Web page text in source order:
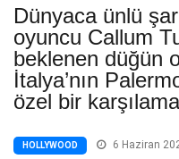
Dünyaca ünlü
oyuncu Callum
beklenen düğün
İtalya’nın
özel bir
HOLLYWOOD 6 Haziran